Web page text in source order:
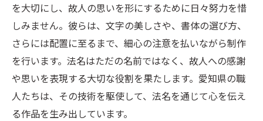
を大切にし、故人の思いを形にするために日々努力を惜
しみません。彼らは、文字の美しさや、書体の選び方、
さらには配置に至るまで、細心の注意を払いながら制作
を行います。法名はただの名前ではなく、故人への感謝
や思いを表現する大切な役割を果たします。愛知県の職
人たちは、その技術を駆使して、法名を通じて心を伝え
る作品を生み出しています。